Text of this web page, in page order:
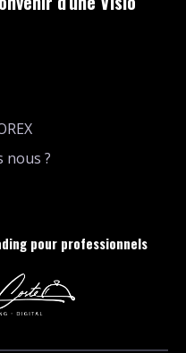
nous ?
pour professionnels